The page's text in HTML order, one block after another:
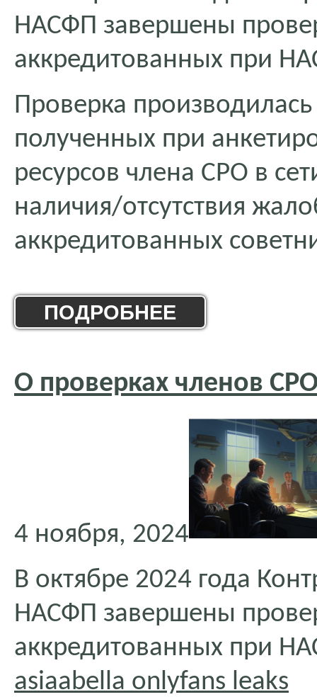
НАСФП завершены
аккредитованных при
Проверка
полученных при
ресурсов члена СРО в
наличия/отсутствия
аккредитованных
ПОДРОБНЕЕ
О проверках членов
4 ноября, 2024
В октябре 2024 года
НАСФП завершены
аккредитованных при
asiaabella onlyfans leaks